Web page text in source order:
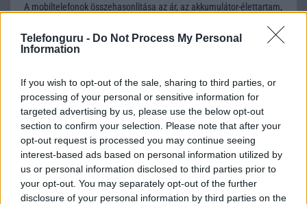
Telefonguru - Do Not Process My Personal
Information
If you wish to opt-out of the sale, sharing to third parties, or
processing of your personal or sensitive information for
targeted advertising by us, please use the below opt-out
section to confirm your selection. Please note that after your
opt-out request is processed you may continue seeing
interest-based ads based on personal information utilized by
us or personal information disclosed to third parties prior to
your opt-out. You may separately opt-out of the further
disclosure of your personal information by third parties on the
A mobiltelefonok összehasonlítása az ár, az akkumulátor-élettartam,
kialakítás szempontjából döntő fontosságú lehet. Ezek a
szempontok kritikusak ahhoz, hogy megtaláljuk azokat a
Végül azt is fontos tudni, hogy a mobiltelefonok összehasonlítása
során minden felhasználó egyéni preferenciákkal rendelkezik, így a
választásuk eltérhet. Azonban azok, akik számára fontos a nagyobb
kijelző, hosszabb üzemidő, hatékony
MOBILTELEFON MÁRKÁK